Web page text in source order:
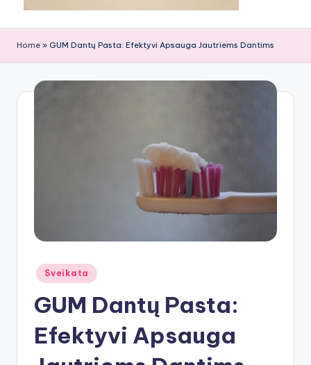
Home » GUM Dantų Pasta: Efektyvi Apsauga Jautriems Dantims
Posted
in
Sveikata
GUM Dantų Pasta:
Efektyvi Apsauga